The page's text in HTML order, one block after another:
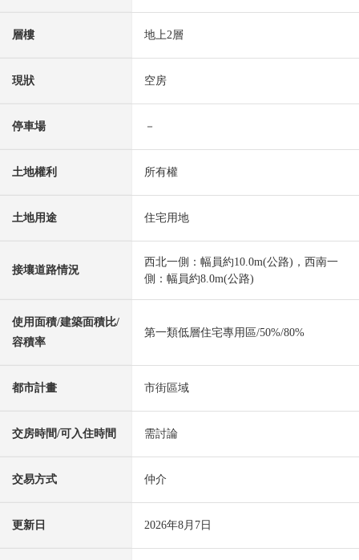
層樓 地上2層
現狀 空房
停車場 －
土地權利 所有權
土地用途 住宅用地
接壤道路情況
西北一側：幅員約10.0m(公路)，西南一
側：幅員約8.0m(公路)
使用面積/建築面積比/
容積率
第一類低層住宅專用區/50%/80%
都市計畫 市街區域
交房時間/可入住時間 需討論
交易方式 仲介
更新日 2026年8月7日